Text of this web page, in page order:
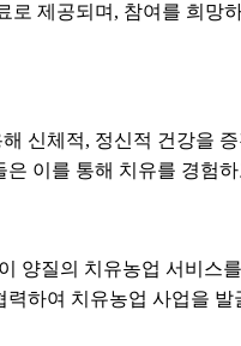
로 제공되며, 참여를 희망
신체적, 정신적 건강을
이를 통해 치유를 경험
양질의 치유농업 서비
하여 치유농업 사업을